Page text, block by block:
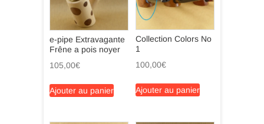
e-pipe Extravagante
Frêne a pois noyer
105,00€
Ajouter au panier
Collection Colors No
1
100,00€
Ajouter au panier